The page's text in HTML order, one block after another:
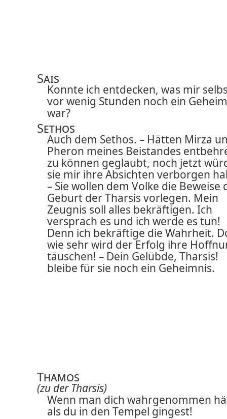
Sais
Konnte ich entdecken, was mir
vor wenig Stunden noch ein
war?
Sethos
Auch dem Sethos. – Hätten Mirza
Pheron meines Beistandes
zu können geglaubt, noch jetzt
sie mir ihre Absichten verborgen
– Sie wollen dem Volke die Beweise
Geburt der Tharsis vorlegen. Mein
Zeugnis soll alles bekräftigen. Ich
versprach es und ich werde es tun!
Denn ich bekräftige die Wahrheit.
wie sehr wird der Erfolg ihre
täuschen! – Dein Gelübde, Tharsis!
bleibe für sie noch ein Geheimnis.
Thamos
(zu der Tharsis)
Wenn man dich wahrgenommen
als du in den Tempel gingest!